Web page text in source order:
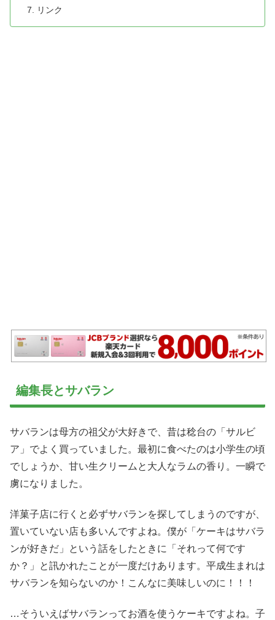
リンク
編集長とサバラン
サバランは母方の祖父が大好きで、昔は稔台の「サルビ
ア」でよく買っていました。最初に食べたのは小学生の頃
でしょうか、甘い生クリームと大人なラムの香り。一瞬で
虜になりました。
洋菓子店に行くと必ずサバランを探してしまうのですが、
置いていない店も多いんですよね。僕が「ケーキはサバラ
ンが好きだ」という話をしたときに「それって何です
か？」と訊かれたことが一度だけあります。平成生まれは
サバランを知らないのか！こんなに美味しいのに！！！
…そういえばサバランってお酒を使うケーキですよね。子